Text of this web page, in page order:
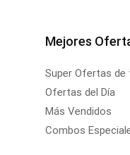
Mejores
Super Ofertas de
Ofertas del Día
Más Vendidos
Combos